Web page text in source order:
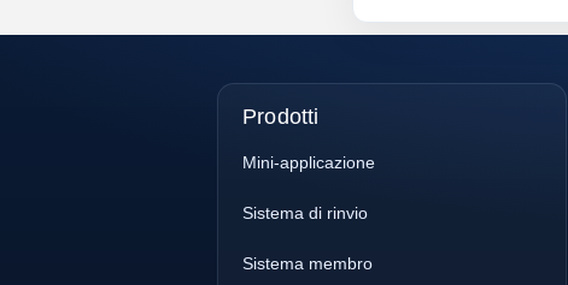
Prodotti
Mini-applicazione
Sistema di rinvio
Sistema membro